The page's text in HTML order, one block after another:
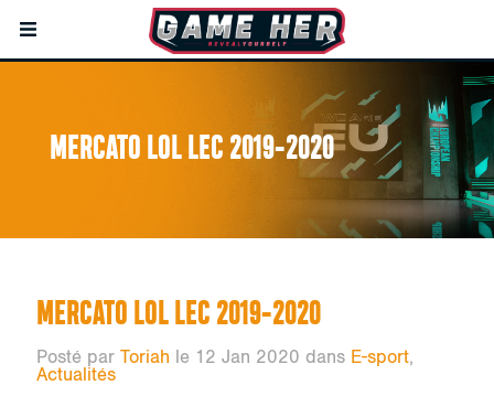
MERCATO LOL LEC 2019-2020
MERCATO LOL LEC 2019-2020
Posté par Toriah le 12 Jan 2020 dans E-sport,
Actualités